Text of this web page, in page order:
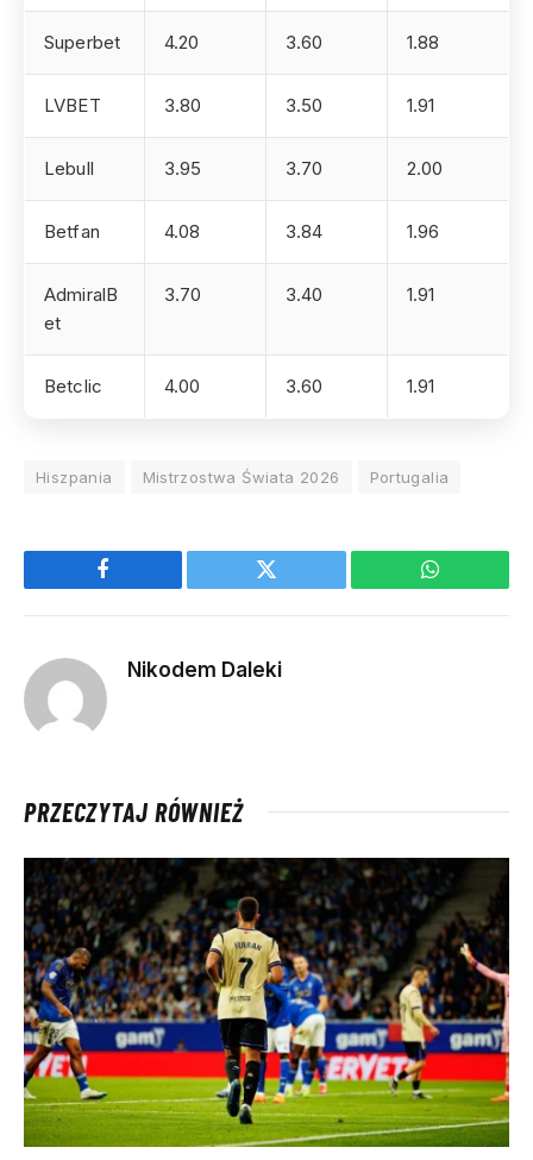
Superbet 4.20 3.60 1.88
LVBET 3.80 3.50 1.91
Lebull 3.95 3.70 2.00
Betfan 4.08 3.84 1.96
AdmiralB
et
3.70 3.40 1.91
Betclic 4.00 3.60 1.91
Hiszpania Mistrzostwa Świata 2026 Portugalia
Facebook Twitter WhatsApp
Nikodem Daleki
PRZECZYTAJ RÓWNIEŻ